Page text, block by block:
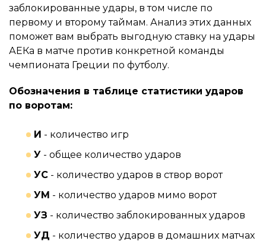
заблокированные удары, в том числе по
первому и второму таймам. Анализ этих данных
поможет вам выбрать выгодную ставку на удары
АЕКа в матче против конкретной команды
чемпионата Греции по футболу.
Обозначения в таблице статистики ударов
по воротам:
И - количество игр
У - общее количество ударов
УС - количество ударов в створ ворот
УМ - количество ударов мимо ворот
УЗ - количество заблокированных ударов
УД - количество ударов в домашних матчах